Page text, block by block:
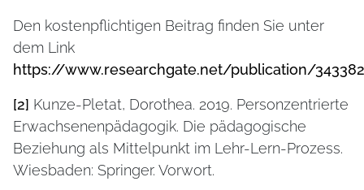
Den kostenpflichtigen Beitrag finden Sie unter
dem Link
https://www.researchgate.net/publication/
[2] Kunze-Pletat, Dorothea. 2019. Personzentrierte
Erwachsenenpädagogik. Die pädagogische
Beziehung als Mittelpunkt im Lehr-Lern-Prozess.
Wiesbaden: Springer. Vorwort.